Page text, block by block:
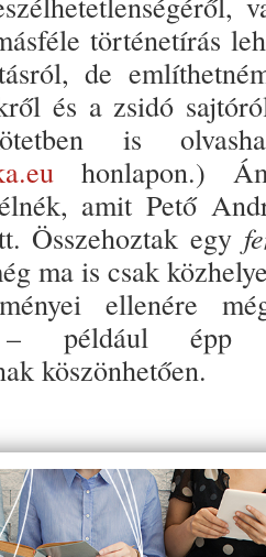
történetírás
de
és a zsidó
is
honlapon.)
amit Pető
Összehoztak egy
ma is csak
ellenére
– például épp
köszön­hetően.